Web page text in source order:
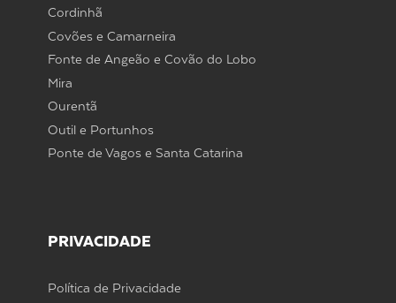
Cordinhã
Covões e Camarneira
Fonte de Angeão e Covão do Lobo
Mira
Ourentã
Outil e Portunhos
Ponte de Vagos e Santa Catarina
PRIVACIDADE
Política de Privacidade